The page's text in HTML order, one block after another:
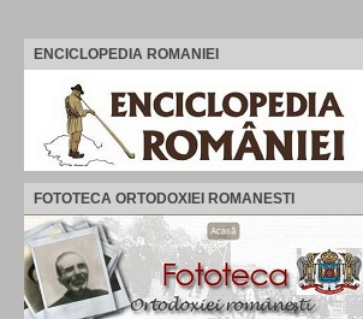
ENCICLOPEDIA ROMANIEI
FOTOTECA ORTODOXIEI ROMANESTI